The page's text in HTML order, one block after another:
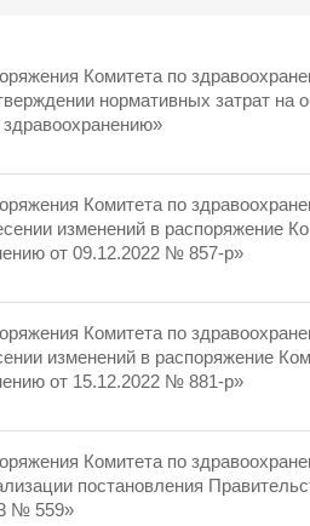
Комитета по
нормативных затрат на
Комитета по
изменений в распоряжение
от 09.12.2022 № 857-р»
Комитета по
изменений в распоряжение
от 15.12.2022 № 881-р»
Комитета по
постановления
№ 559»